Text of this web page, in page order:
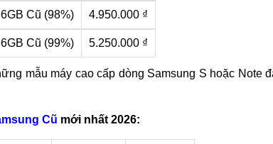
Cũ (98%) 4.950.000 ₫
Cũ (99%) 5.250.000 ₫
mẫu máy cao cấp dòng Samsung S hoặc Note
Cũ mới nhất 2026: